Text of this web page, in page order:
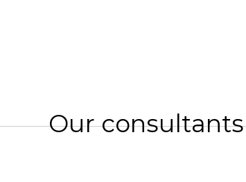
Our consultants